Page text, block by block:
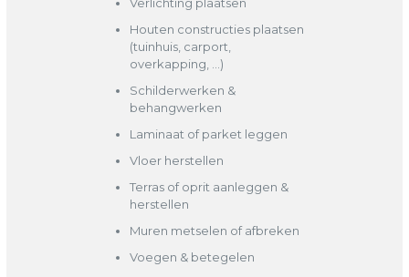
Houten constructies plaatsen
(tuinhuis, carport,
overkapping, …)
Schilderwerken &
behangwerken
Laminaat of parket leggen
Vloer herstellen
Terras of oprit aanleggen &
herstellen
Muren metselen of afbreken
Voegen & betegelen